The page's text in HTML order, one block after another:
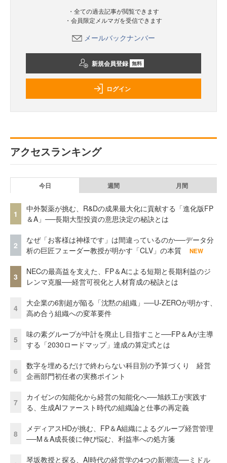
・全ての過去記事が閲覧できます
・会員限定メルマガを受信できます
メールバックナンバー
新規会員登録 無料
ログイン
アクセスランキング
今日 週間 月間
1
中外製薬が挑む、R&Dの成果最大化に貢献する「進化版FP
＆A」──長期大型投資の意思決定の秘訣とは
2
なぜ「お客様は神様です」は間違っているのか──データ分
析の巨匠フェーダー教授が明かす「CLV」の本質
NEW
3
NECの最高益を支えた、FP＆Aによる短期と長期利益のジ
レンマ克服──経営可視化と人材育成の秘訣とは
4
大企業の6割超が陥る「沈黙の組織」──U-ZEROが明かす、
高め合う組織への変革要件
5
味の素グループが中計を廃止し目指すこと──FP＆Aが主導
する「2030ロードマップ」達成の算定式とは
6
数字を埋めるだけで終わらない科目別の予算づくり 経営
企画部門初任者の実務ポイント
7
カイゼンの知能化から経営の知能化へ──旭鉄工が実践す
る、生成AIファースト時代の組織論と仕事の再定義
8
メディアスHDが挑む、FP＆A組織によるグループ経営管理
──M＆A成長後に伸び悩む、利益率への処方箋
琴坂教授と探る、AI時代の経営学の4つの新潮流──ミドル